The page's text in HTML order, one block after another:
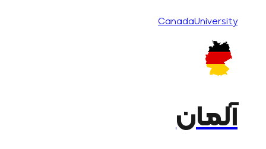
CanadaUniversity
آلمان